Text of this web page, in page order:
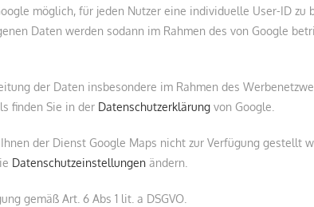
möglich, für jeden Nutzer eine individuelle User-ID zu
Daten werden sodann im Rahmen des von Google
der Daten insbesondere im Rahmen des
finden Sie in der Datenschutzerklärung von Google.
der Dienst Google Maps nicht zur Verfügung gestellt
Datenschutzeinstellungen ändern.
gemäß Art. 6 Abs 1 lit. a DSGVO.